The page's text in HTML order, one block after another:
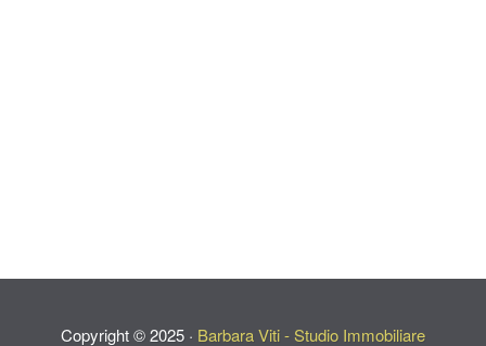
Copyright ©2025 · Barbara Viti - Studio Immobiliare